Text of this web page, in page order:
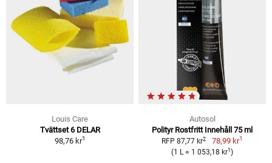
Louis Care
Tvättset 6 DELAR
98,76 kr1
Autosol
Polityr Rostfritt Innehåll 75 ml
RFP 87,77 kr2 78,99 kr1
(1 L = 1 053,18 kr1 )